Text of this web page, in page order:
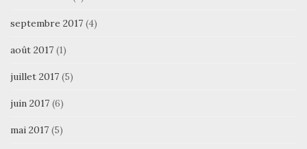
septembre 2017 (4)
août 2017 (1)
juillet 2017 (5)
juin 2017 (6)
mai 2017 (5)